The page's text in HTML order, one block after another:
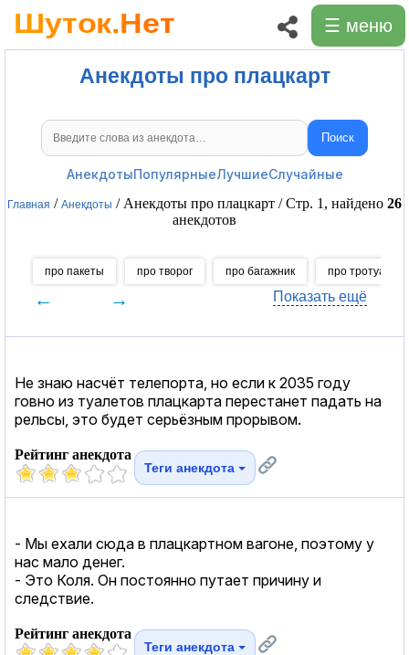
☰ меню
Анекдоты про плацкарт
Поиск анекдотов Поиск
АнекдотыПопулярныеЛучшиеСлучайные
Главная / Анекдоты / Анекдоты про плацкарт / Стр. 1, найдено 26
анекдотов
про пакеты про творог про багажник про тротуары
← → Показать ещё
Не знаю насчёт телепорта, но если к 2035 году
говно из туалетов плацкарта перестанет падать на
рельсы, это будет серьёзным прорывом.
Рейтинг анекдота
Теги анекдота
- Мы ехали сюда в плацкартном вагоне, поэтому у
нас мало денег.
- Это Коля. Он постоянно путает причину и
следствие.
Рейтинг анекдота
Теги анекдота